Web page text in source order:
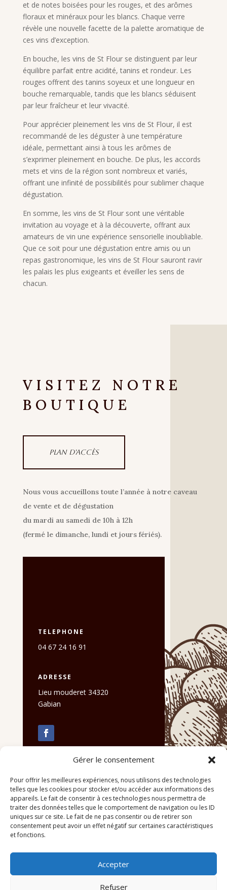
Gérer le consentement
Pour offrir les meilleures expériences, nous utilisons des technologies
telles que les cookies pour stocker et/ou accéder aux informations des
appareils. Le fait de consentir à ces technologies nous permettra de
traiter des données telles que le comportement de navigation ou les ID
uniques sur ce site. Le fait de ne pas consentir ou de retirer son
consentement peut avoir un effet négatif sur certaines caractéristiques
et fonctions.
Accepter
Refuser
et de notes boisées pour les rouges, et des arômes
floraux et minéraux pour les blancs. Chaque verre
révèle une nouvelle facette de la palette aromatique de
ces vins d’exception.
En bouche, les vins de St Flour se distinguent par leur
équilibre parfait entre acidité, tanins et rondeur. Les
rouges offrent des tanins soyeux et une longueur en
bouche remarquable, tandis que les blancs séduisent
par leur fraîcheur et leur vivacité.
Pour apprécier pleinement les vins de St Flour, il est
recommandé de les déguster à une température
idéale, permettant ainsi à tous les arômes de
s’exprimer pleinement en bouche. De plus, les accords
mets et vins de la région sont nombreux et variés,
offrant une infinité de possibilités pour sublimer chaque
dégustation.
En somme, les vins de St Flour sont une véritable
invitation au voyage et à la découverte, offrant aux
amateurs de vin une expérience sensorielle inoubliable.
Que ce soit pour une dégustation entre amis ou un
repas gastronomique, les vins de St Flour sauront ravir
les palais les plus exigeants et éveiller les sens de
chacun.
VISITEZ NOTRE
BOUTIQUE
Plan d'accès
Nous vous accueillons toute l’année à notre caveau
de vente et de dégustation
du mardi au samedi de 10h à 12h
(fermé le dimanche, lundi et jours fériés).
TELEPHONE
04 67 24 16 91
ADRESSE
Lieu mouderet 34320
Gabian